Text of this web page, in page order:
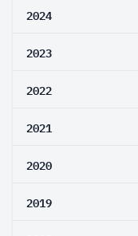
2024
2023
2022
2021
2020
2019